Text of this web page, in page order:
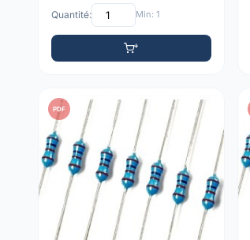
Quantité: Min: 1
PDF